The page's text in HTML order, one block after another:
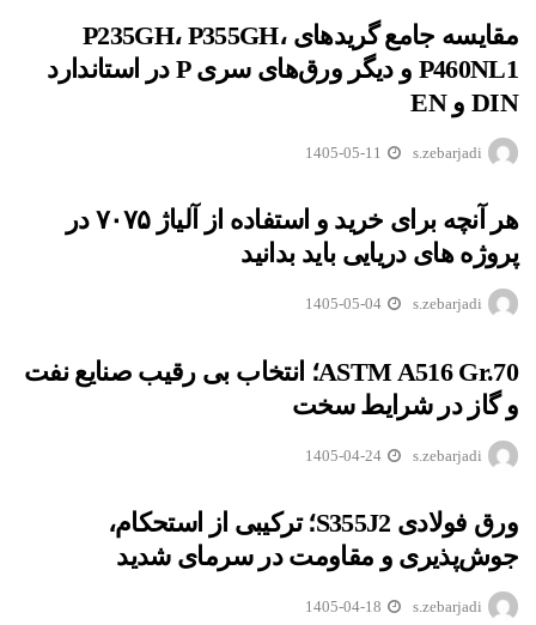
مقایسه جامع گریدهای P235GH، P355GH،
P460NL1 و دیگر ورق‌های سری P در استاندارد
DIN و EN
s.zebarjadi
1405-05-11
هر آنچه برای خرید و استفاده از آلیاژ ۷۰۷۵ در
پروژه های دریایی باید بدانید
s.zebarjadi
1405-05-04
ASTM A516 Gr.70؛ انتخاب بی رقیب صنایع نفت
و گاز در شرایط سخت
s.zebarjadi
1405-04-24
ورق فولادی S355J2؛ ترکیبی از استحکام،
جوش‌پذیری و مقاومت در سرمای شدید
s.zebarjadi
1405-04-18